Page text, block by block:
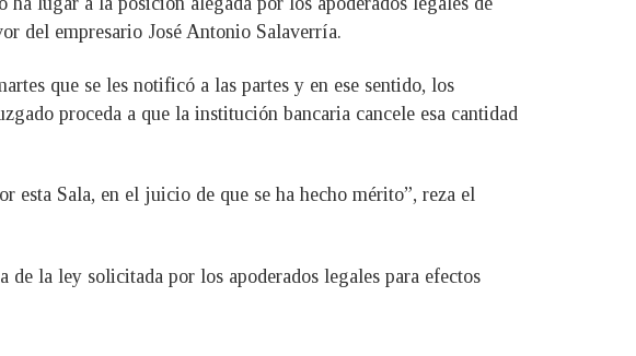
del empresario José Antonio Salaverría.
que se les notificó a las partes y en ese sentido, los
proceda a que la institución bancaria cancele esa cantidad
esta Sala, en el juicio de que se ha hecho mérito”, reza el
la ley solicitada por los apoderados legales para efectos